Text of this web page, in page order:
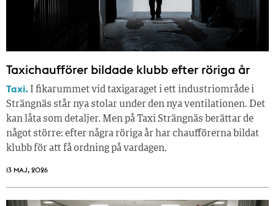
Taxichaufförer bildade klubb efter röriga år
Taxi. I fikarummet vid taxigaraget i ett industriområde i
Strängnäs står nya stolar under den nya ventilationen. Det
kan låta som detaljer. Men på Taxi Strängnäs berättar de
något större: efter några röriga år har chaufförerna bildat
klubb för att få ordning på vardagen.
13 MAJ, 2026